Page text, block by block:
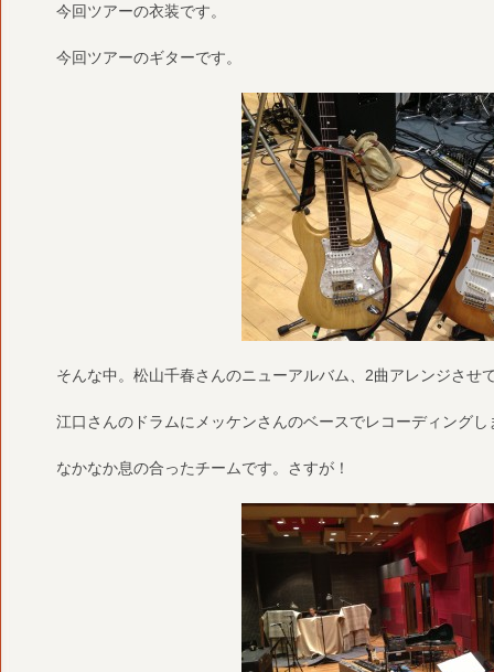
今回ツアーの衣装です。
今回ツアーのギターです。
そんな中。松山千春さんのニューアルバム、2曲アレンジさせ
江口さんのドラムにメッケンさんのベースでレコーディングし
なかなか息の合ったチームです。さすが！